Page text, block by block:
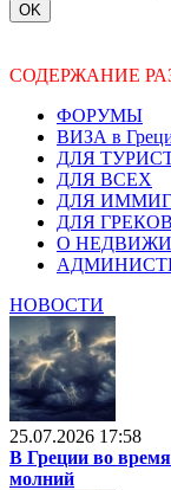
СОДЕРЖАНИЕ
ФОРУМЫ
ВИЗА в
ДЛЯ
ДЛЯ ВСЕХ
ДЛЯ
ДЛЯ
О
НОВОСТИ
25.07.2026 17:58
В Греции во
молний